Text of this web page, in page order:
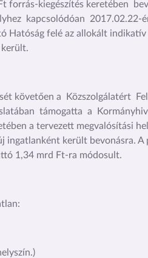
forrás-kiegészítés keretében
kapcsolódóan 2017.02.22-
felé az allokált indikatív
került.
követően a Közszolgálatért
támogatta a
a tervezett megvalósítási
ingatlanként került bevonásra. A
1,34 mrd Ft-ra módosult.